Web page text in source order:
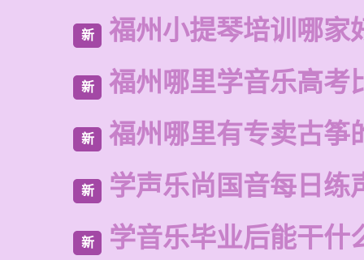
新 福州小提琴培训哪家
新 福州哪里学音乐高考
新 福州哪里有专卖古筝
新 学声乐尚国音每日练
新 学音乐毕业后能干什